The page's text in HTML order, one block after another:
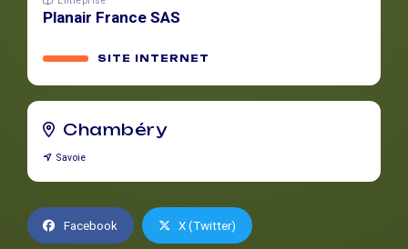
Planair France SAS
SITE INTERNET
Chambéry
Savoie
Facebook X (Twitter)